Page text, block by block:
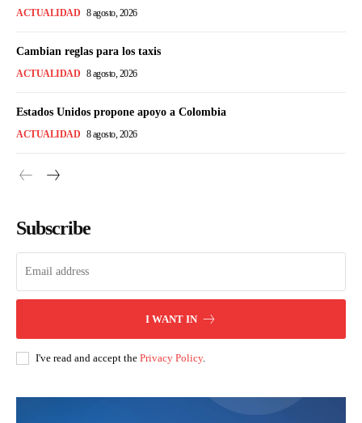
ACTUALIDAD 8 agosto, 2026
Cambian reglas para los taxis
ACTUALIDAD 8 agosto, 2026
Estados Unidos propone apoyo a Colombia
ACTUALIDAD 8 agosto, 2026
Subscribe
I WANT IN
I've read and accept the Privacy Policy.